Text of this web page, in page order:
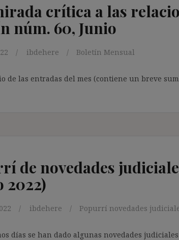
crítica a las
núm. 60, Junio
ibdehere Boletín Mensual
de las entradas del mes (contiene un breve
de novedades
2022)
ibdehere Popurrí novedades
días se han dado algunas novedades